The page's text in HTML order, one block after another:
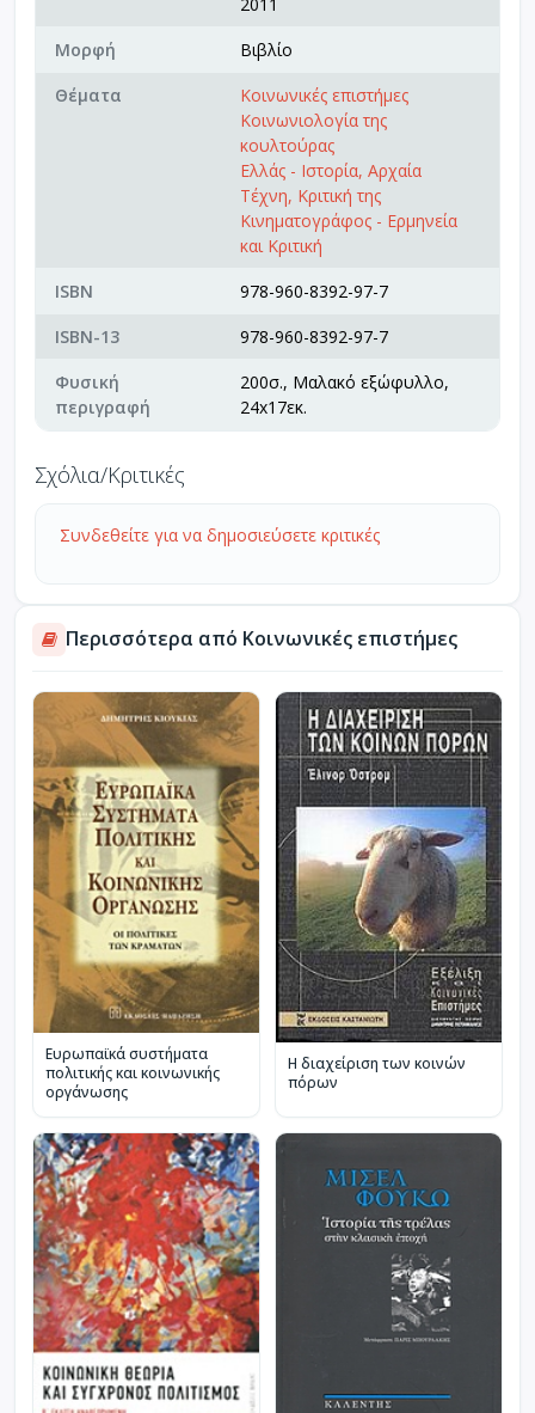
Μορφή
Βιβλίο
Θέματα
Κοινωνικές επιστήμες
Κοινωνιολογία της
κουλτούρας
Ελλάς - Ιστορία, Αρχαία
Τέχνη, Κριτική της
Κινηματογράφος - Ερμηνεία
και Κριτική
ISBN
978-960-8392-97-7
ISBN-13
978-960-8392-97-7
Φυσική
περιγραφή
200σ., Μαλακό εξώφυλλο,
24x17εκ.
Σχόλια/Κριτικές
Συνδεθείτε για να δημοσιεύσετε κριτικές
Περισσότερα από Κοινωνικές επιστήμες
Ευρωπαϊκά συστήματα
πολιτικής και κοινωνικής
οργάνωσης
Η διαχείριση των κοινών
πόρων